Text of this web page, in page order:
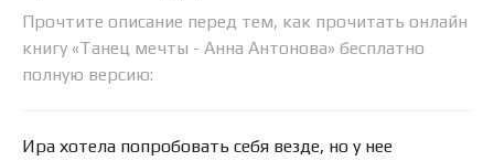
Прочтите описание перед тем, как прочитать онлайн
книгу «Танец мечты - Анна Антонова» бесплатно
полную версию:
Ира хотела попробовать себя везде, но у нее